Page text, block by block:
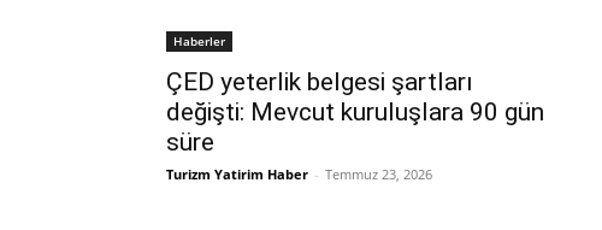
Haberler
ÇED yeterlik belgesi şartları
değişti: Mevcut kuruluşlara 90 gün
süre
Turizm Yatirim Haber - Temmuz 23, 2026